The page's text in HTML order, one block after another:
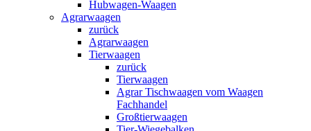
Hubwagen-Waagen
Agrarwaagen
zurück
Agrarwaagen
Tierwaagen
zurück
Tierwaagen
Agrar Tischwaagen vom Waagen
Fachhandel
Großtierwaagen